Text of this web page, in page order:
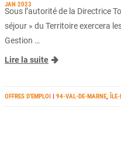
JAN 2023
Sous l’autorité de la Directrice
séjour » du Territoire exercera
Gestion …
Lire la suite
OFFRES D’EMPLOI | 94-VAL-DE-MARNE, ÎLE-